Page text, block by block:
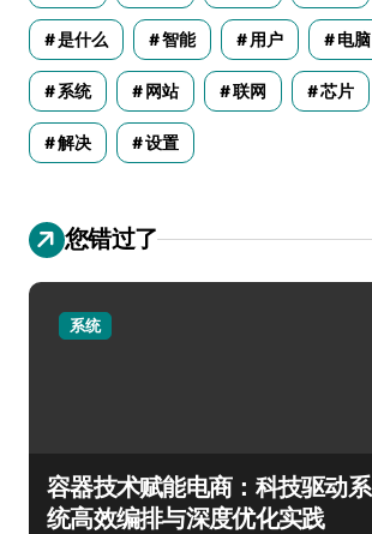
是什么 智能 用户 电脑
系统 网站 联网 芯片
解决 设置
您错过了
系统
容器技术赋能电商：科技驱动系
统高效编排与深度优化实践